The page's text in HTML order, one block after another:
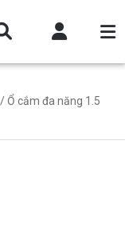
/ Ổ cắm đa năng 1.5